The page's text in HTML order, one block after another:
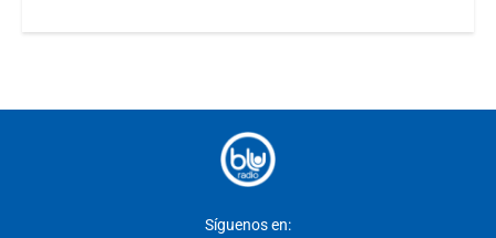
Síguenos en: